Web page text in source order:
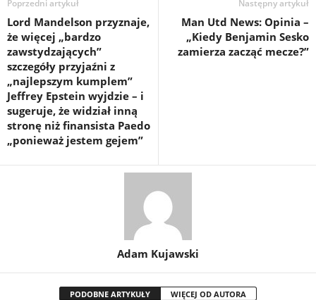
Poprzedni artykuł
Lord Mandelson przyznaje,
że więcej „bardzo
zawstydzających”
szczegóły przyjaźni z
„najlepszym kumplem”
Jeffrey Epstein wyjdzie – i
sugeruje, że widział inną
stronę niż finansista Paedo
„ponieważ jestem gejem”
Następny artykuł
Man Utd News: Opinia –
„Kiedy Benjamin Sesko
zamierza zacząć mecze?”
Adam Kujawski
PODOBNE ARTYKUŁY WIĘCEJ OD AUTORA